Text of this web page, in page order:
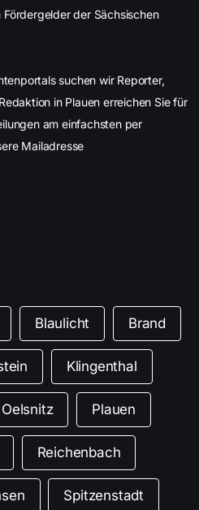
der Sächsischen
suchen wir Reporter,
in Plauen erreichen Sie für
am einfachsten per
Mailadresse
Blaulicht Brand
Klingenthal
Oelsnitz Plauen
Reichenbach
Spitzenstadt